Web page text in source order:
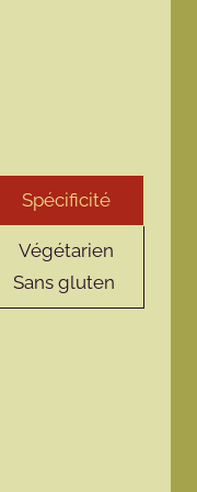
Spécificité
Végétarien
Sans gluten